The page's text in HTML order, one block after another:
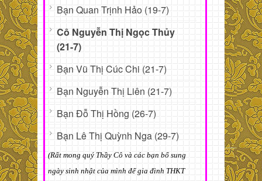
Bạn Quan Trịnh Hảo (19-7)
Cô Nguyễn Thị Ngọc Thủy
(21-7)
Bạn Vũ Thị Cúc Chi (21-7)
Bạn Nguyễn Thị Liên (21-7)
Bạn Đỗ Thị Hồng (26-7)
Bạn Lê Thị Quỳnh Nga (29-7)
(Rất mong quý Thầy Cô và các bạn bổ sung
ngày sinh nhật của mình để gia đình THKT